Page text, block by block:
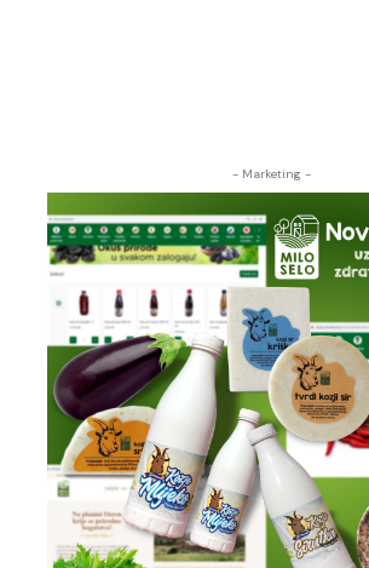
- Marketing -